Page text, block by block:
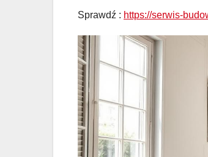
Sprawdź : https://serwis-